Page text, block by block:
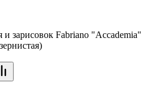
и зарисовок Fabriano "Accademia"